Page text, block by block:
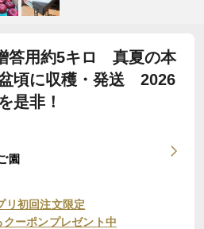
答用約5キロ 真夏の本
頃に収穫・発送 2026
是非！
園
リ初回注文限定
ーポンプレゼント中